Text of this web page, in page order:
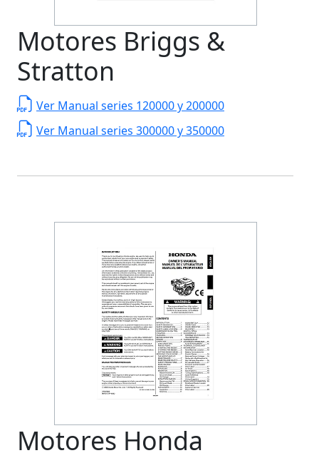
Motores Briggs &
Stratton
Ver Manual series 120000 y 200000
Ver Manual series 300000 y 350000
Motores Honda